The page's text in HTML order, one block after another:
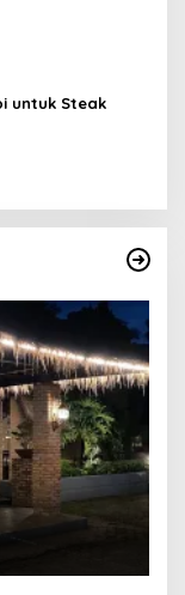
untuk Steak